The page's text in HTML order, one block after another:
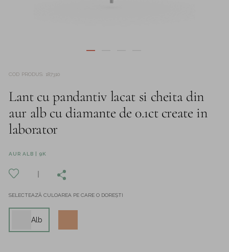
COD PRODUS 187310
Lant cu pandantiv lacat si cheita din
aur alb cu diamante de 0.1ct create in
laborator
AUR ALB | 9K
SELECTEAZĂ CULOAREA PE CARE O DOREȘTI
Alb